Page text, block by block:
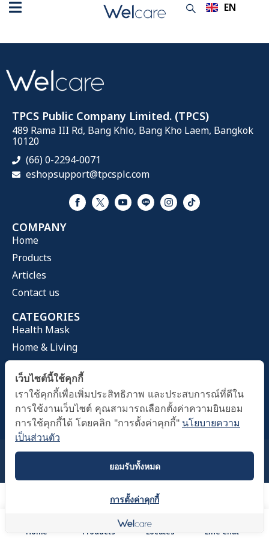
EN
TH
Home Products Locates Line Chat
Welcare Showroom
TPCS Public Company Limited. (TPCS)
489 Rama III Rd, Bang Khlo, Bang Kho Laem, Bangkok
10120
(66) 0-2294-0071
eshopsupport@tpcsplc.com
COMPANY
Home
Products
Articles
Contact us
CATEGORIES
Health Mask
Home & Living
Health Care
OFFICE HOURS
Time 09.00 A.M. - 05.00 PM
Copyright © TPCS Public Company Limited 2023.
Terms and ConditionsPrivacy Policy
เว็บไซต์นี้ใช้คุกกี้
เราใช้คุกกี้เพื่อเพิ่มประสิทธิภาพ และประสบการณ์ที่ดีใน
การใช้งานเว็บไซต์ คุณสามารถเลือกตั้งค่าความยินยอม
การใช้คุกกี้ได้ โดยคลิก "การตั้งค่าคุกกี้" นโยบายความ
เป็นส่วนตัว
ยอมรับทั้งหมด
การตั้งค่าคุกกี้